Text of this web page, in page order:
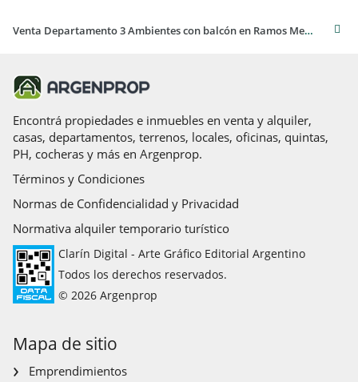
Venta Departamento 3 Ambientes con balcón en Ramos Mejía.
Encontrá propiedades e inmuebles en venta y alquiler,
casas, departamentos, terrenos, locales, oficinas, quintas,
PH, cocheras y más en Argenprop.
Términos y Condiciones
Normas de Confidencialidad y Privacidad
Normativa alquiler temporario turístico
Clarín Digital - Arte Gráfico Editorial Argentino
Todos los derechos reservados.
© 2026 Argenprop
Mapa de sitio
Emprendimientos